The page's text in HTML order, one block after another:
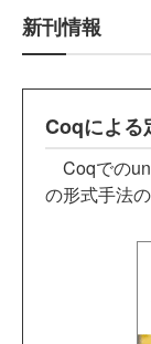
新刊情報
Coqによる
Coqでの
の形式手法